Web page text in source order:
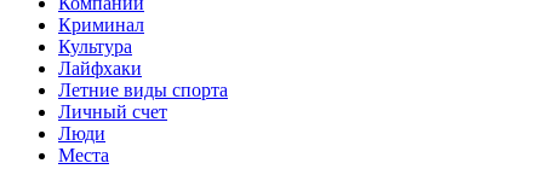
Криминал
Культура
Лайфхаки
Летние виды спорта
Личный счет
Люди
Места